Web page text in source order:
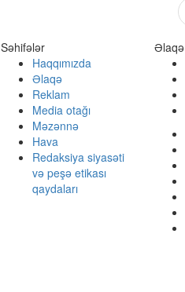
Səhifələr
Haqqımızda
Əlaqə
Reklam
Media otağı
Məzənnə
Hava
Redaksiya siyasəti
və peşə etikası
qaydaları
Əlaqə